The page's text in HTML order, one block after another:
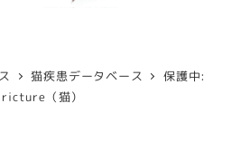
猫疾患データベース
保護中:
（猫）